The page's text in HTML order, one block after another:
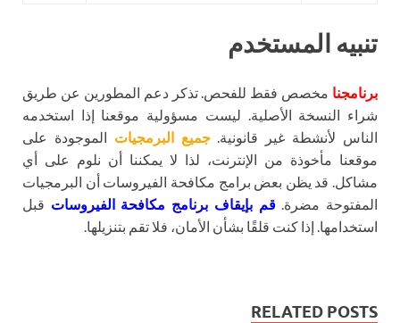
تنبيه المستخدم
برنامجنا مخصص فقط للفحص. تذكر دعم المطورين عن طريق
شراء النسخة الأصلية. ليست مسؤولية موقعنا إذا استخدمه
الناس لأنشطة غير قانونية.جميع البرمجيات الموجودة على
موقعنا مأخوذة من الإنترنت، لذا لا يمكننا أن نلوم على أي
مشاكل. قد يظن بعض برامج مكافحة الفيروسات أن البرمجيات
المفتوحة مضرة.قم بإيقاف برنامج مكافحة الفيروسات قبل
استخدامها. إذا كنت قلقًا بشأن الأمان، فلا تقم بتنزيلها.
RELATED POSTS